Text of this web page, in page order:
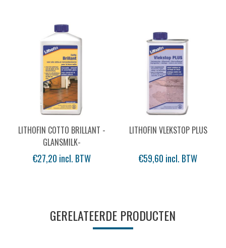
LITHOFIN COTTO BRILLANT -
GLANSMILK-
€27,20 incl. BTW
LITHOFIN VLEKSTOP PLUS
€59,60 incl. BTW
GERELATEERDE PRODUCTEN